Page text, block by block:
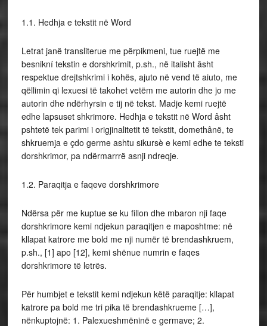
1.1. Hedhja e tekstit në Word
Letrat janë transliterue me përpikmeni, tue ruejtë me
besnikní tekstin e dorshkrimit, p.sh., në italisht âsht
respektue drejtshkrimi i kohës, ajuto në vend të aiuto, me
qëllimin qi lexuesi të takohet vetëm me autorin dhe jo me
autorin dhe ndërhyrsin e tij në tekst. Madje kemi ruejtë
edhe lapsuset shkrimore. Hedhja e tekstit në Word âsht
pshtetë tek parimi i origjinalitetit të tekstit, domethânë, te
shkruemja e çdo germe ashtu sikursè e kemi edhe te teksti
dorshkrimor, pa ndërmarrrë asnji ndreqje.
1.2. Paraqitja e faqeve dorshkrimore
Ndërsa për me kuptue se ku fillon dhe mbaron nji faqe
dorshkrimore kemi ndjekun paraqitjen e maposhtme: në
kllapat katrore me bold me nji numër të brendashkruem,
p.sh., [1] apo [12], kemi shënue numrin e faqes
dorshkrimore të letrës.
Për humbjet e tekstit kemi ndjekun këtë paraqitje: kllapat
katrore pa bold me tri pika të brendashkrueme […],
nënkuptojnë: 1. Palexueshmëninë e germave; 2.